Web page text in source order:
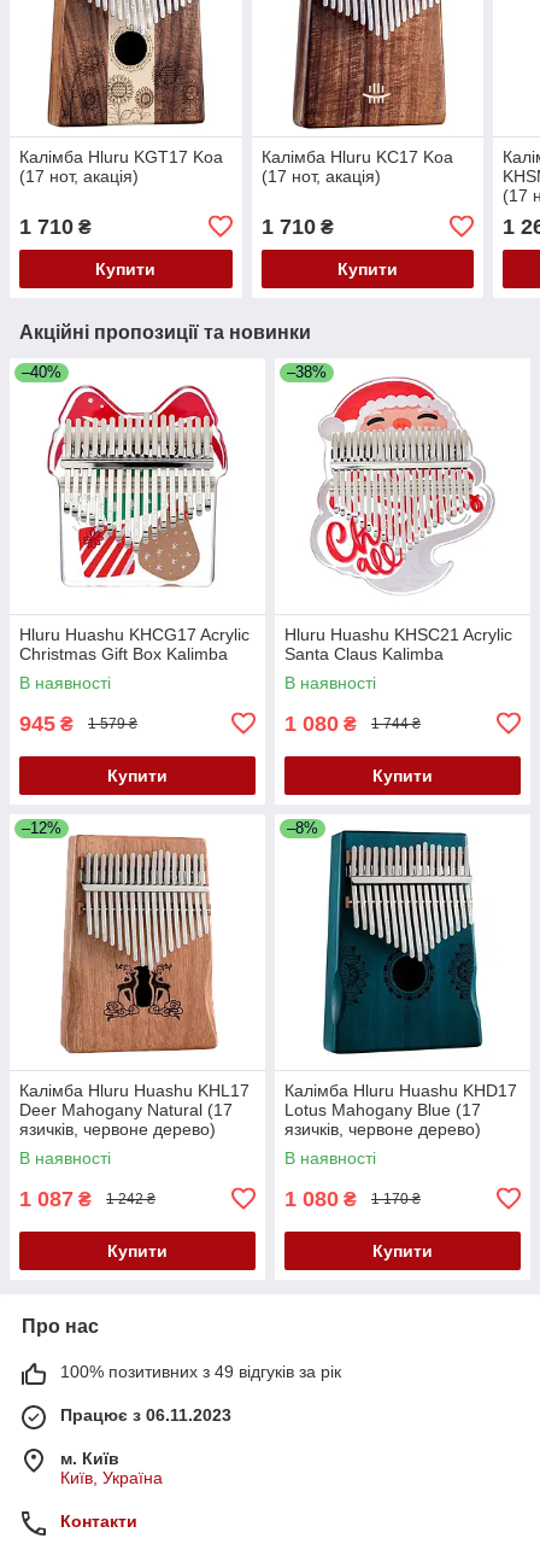
Калімба Hluru KGT17 Koa
(17 нот, акація)
1 710 ₴
Купити
Калімба Hluru KC17 Koa
(17 нот, акація)
1 710₴
Купити
(17
1
Акційні пропозиції та новинки
–40%
Hluru Huashu KHCG17 Acrylic
Christmas Gift Box Kalimba
В наявності
945 ₴ 1 579 ₴
Купити
–38%
Hluru Huashu KHSC21 Acrylic
Santa Claus Kalimba
В наявності
1 080 ₴ 1 744 ₴
Купити
–12%
Калімба Hluru Huashu KHL17
Deer Mahogany Natural (17
язичків, червоне дерево)
В наявності
1 087 ₴ 1 242 ₴
Купити
–8%
Калімба Hluru Huashu KHD17
Lotus Mahogany Blue (17
язичків, червоне дерево)
В наявності
1 080 ₴ 1 170 ₴
Купити
Про нас
100% позитивних з 49 відгуків за рік
Працює з 06.11.2023
м. Київ
Київ, Україна
Контакти